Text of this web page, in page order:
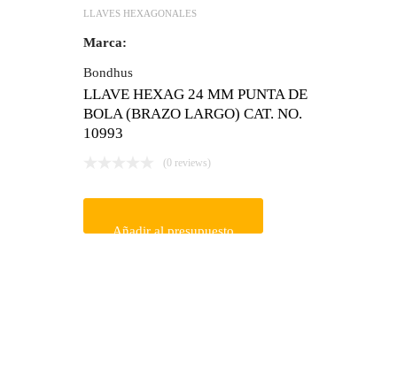
LLAVES HEXAGONALES
Marca:
Bondhus
LLAVE HEXAG 24 MM PUNTA DE
BOLA (BRAZO LARGO) CAT. NO.
10993
(0 reviews)
Añadir al presupuesto